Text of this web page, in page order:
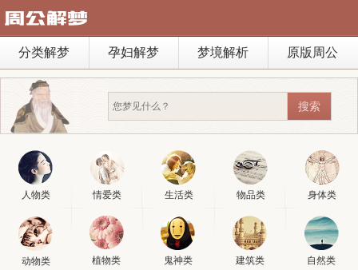
分类解梦 孕妇解梦 梦境解析 原版周公
人物类 情爱类 生活类 物品类 身体类
动物类 植物类 鬼神类 建筑类 自然类